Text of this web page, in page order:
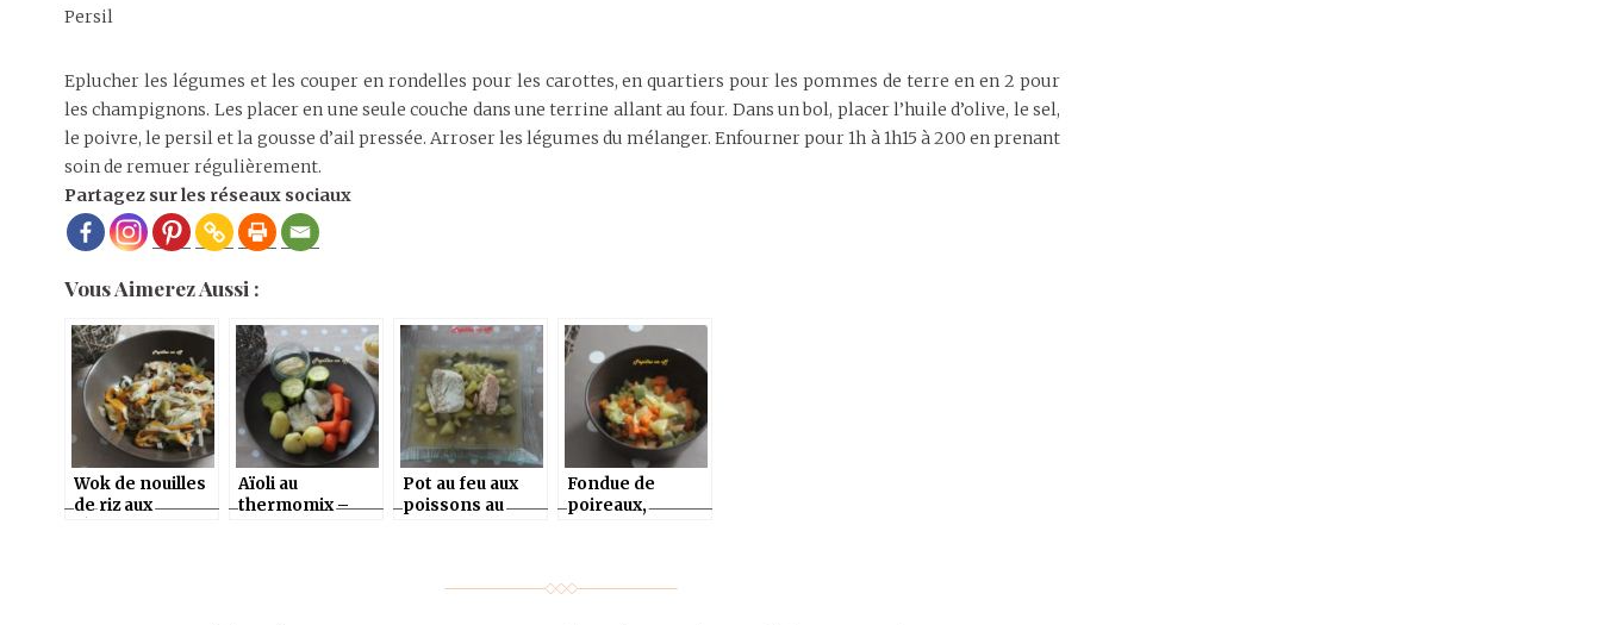
Persil
Eplucher les légumes et les couper en rondelles pour les carottes, en quartiers pour les pommes de terre en en 2 pour
les champignons. Les placer en une seule couche dans une terrine allant au four. Dans un bol, placer l’huile d’olive, le sel,
le poivre, le persil et la gousse d’ail pressée. Arroser les légumes du mélanger. Enfourner pour 1h à 1h15 à 200 en prenant
soin de remuer régulièrement.
Partagez sur les réseaux sociaux
Vous Aimerez Aussi :
Wok de nouilles
de riz aux
Aïoli au
thermomix –
Pot au feu aux
poissons au
Fondue de
poireaux,